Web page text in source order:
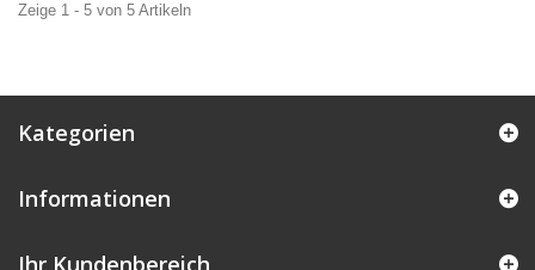
Zeige 1 - 5 von 5 Artikeln
Kategorien
Informationen
Ihr Kundenbereich